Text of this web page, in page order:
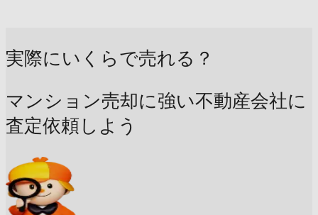
実際にいくらで売れる？
マンション売却に強い不動産会社に
査定依頼しよう